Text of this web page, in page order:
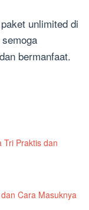
unlimited di
bermanfaat.
Tri Praktis dan
Cara Masuknya